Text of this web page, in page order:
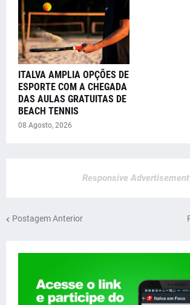
ITALVA AMPLIA OPÇÕES DE
ESPORTE COM A CHEGADA
DAS AULAS GRATUITAS DE
BEACH TENNIS
08 Agosto, 2026
Responsive Advertisement
Postagem Anterior